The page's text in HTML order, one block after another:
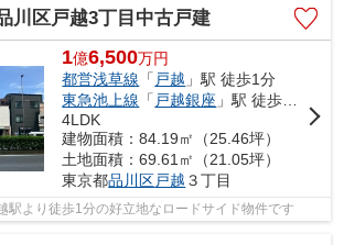
川区戸越3丁目中古戸建
1億6,500万円
都営浅草線 「 戸越 」駅 徒歩1分
東急池上線 「 戸越銀座 」駅 徒歩7分
4LDK
建物面積：84.19㎡（25.46坪）
土地面積：69.61㎡（21.05坪）
東京都品川区戸越 ３丁目
駅より徒歩1分の好立地なロードサイド物件です